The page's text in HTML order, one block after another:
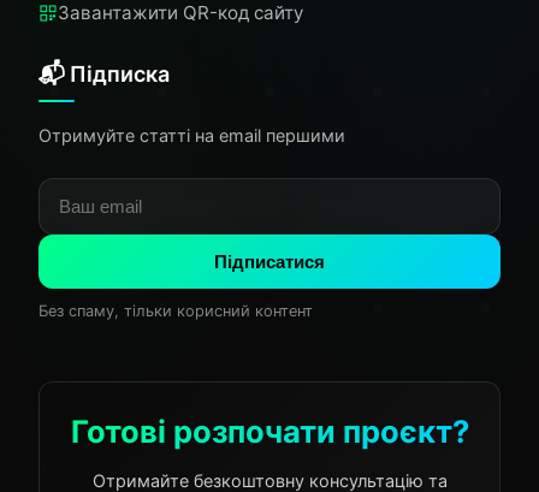
Завантажити QR-код сайту
📬 Підписка
Отримуйте статті на email першими
Підписатися
Без спаму, тільки корисний контент
Готові розпочати проєкт?
Отримайте безкоштовну консультацію та